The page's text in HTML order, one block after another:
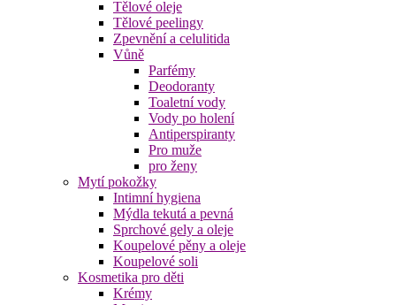
Tělové oleje
Tělové peelingy
Zpevnění a celulitida
Vůně
Parfémy
Deodoranty
Toaletní vody
Vody po holení
Antiperspiranty
Pro muže
pro ženy
Mytí pokožky
Intimní hygiena
Mýdla tekutá a pevná
Sprchové gely a oleje
Koupelové pěny a oleje
Koupelové soli
Kosmetika pro děti
Krémy